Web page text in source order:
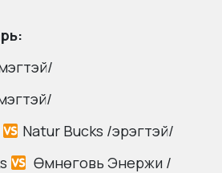
Natur Bucks /эрэгтэй/
Өмнөговь Энержи /